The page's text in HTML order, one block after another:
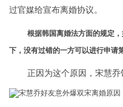
过官媒给宣布离婚协议。
根据韩国离婚法方面的规定
下，没有过错的一方可以进行申请
正因为这个原因，宋慧乔